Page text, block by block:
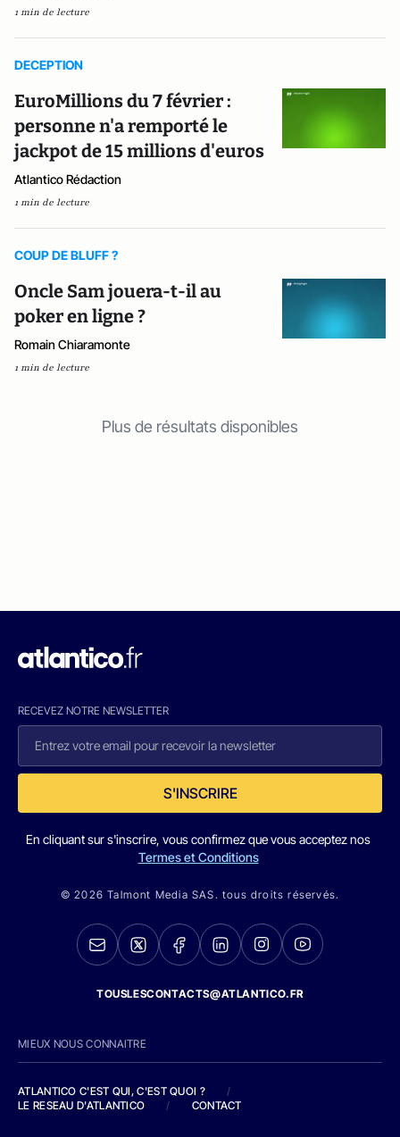
1 min de lecture
DECEPTION
EuroMillions du 7 février :
personne n'a remporté le
jackpot de 15 millions d'euros
Atlantico Rédaction
1 min de lecture
COUP DE BLUFF ?
Oncle Sam jouera-t-il au
poker en ligne ?
Romain Chiaramonte
1 min de lecture
Plus de résultats disponibles
RECEVEZ NOTRE NEWSLETTER
S'INSCRIRE
En cliquant sur s'inscrire, vous confirmez que vous acceptez nos
Termes et Conditions
© 2026 Talmont Media SAS. tous droits réservés.
TOUSLESCONTACTS@ATLANTICO.FR
MIEUX NOUS CONNAITRE
ATLANTICO C'EST QUI, C'EST QUOI ?
/
LE RESEAU D'ATLANTICO
/ CONTACT